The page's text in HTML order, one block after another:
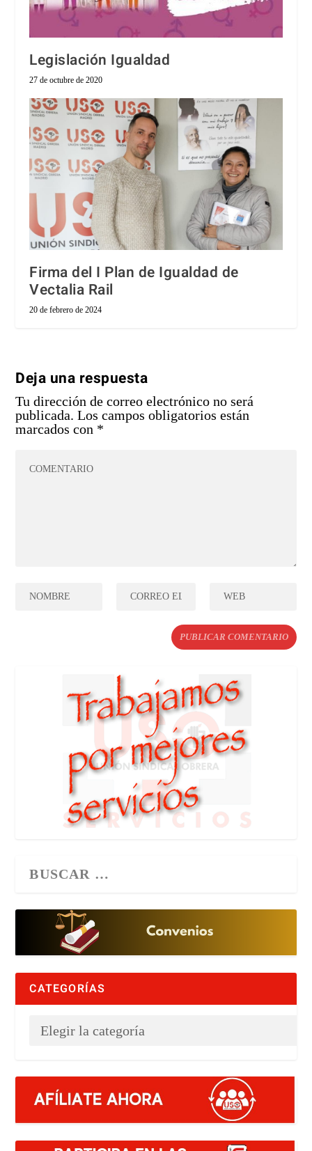
Legislación Igualdad
27 de octubre de 2020
Firma del I Plan de Igualdad de
Vectalia Rail
20 de febrero de 2024
Deja una respuesta
Tu dirección de correo electrónico no será
publicada. Los campos obligatorios están
marcados con *
CATEGORÍAS